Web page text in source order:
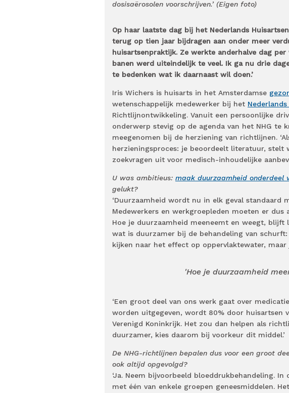
dosisaërosolen voorschrijven.’ (Eigen foto)
Op haar laatste dag bij het Nederlands
terug op tien jaar bijdragen aan onder meer
huisartsenpraktijk. Ze werkte anderhalve dag
banen werd uiteindelijk te veel. Ik ga nu drie
te bedenken wat ik daarnaast wil doen.’
Iris Wichers is huisarts in het Amsterdamse
wetenschappelijk medewerker bij het
Richtlijnontwikkeling. Vanuit een persoonlijke
onderwerp stevig op de agenda van het NHG te
meegenomen bij de herziening van richtlijnen.
herzieningsproces: je beoordeelt literatuur, stelt
zoekvragen uit voor medisch-inhoudelijke
U was ambitieus: maak duurzaamheid onderdeel
gelukt?
‘Duurzaamheid wordt nu in elk geval standaard
Medewerkers en werkgroepleden moeten er
Hoe je duurzaamheid meeneemt en weegt, blijft
wat is duurzamer bij de behandeling van
kijken naar het effect op oppervlaktewater, maar
'Hoe je duurzaamheid
‘Een groot deel van ons werk gaat over
worden uitgegeven, wordt 80% door huisartsen
Verenigd Koninkrijk. Het zou dan helpen als
duurzamer, kies daarom bij voorkeur dit middel.’
De NHG-richtlijnen bepalen dus voor een groot
ook altijd opgevolgd?
‘Ja. Neem bijvoorbeeld bloeddrukbehandeling.
met één van enkele groepen geneesmiddelen.